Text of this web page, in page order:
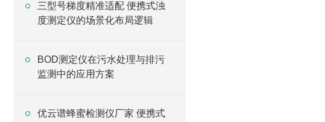
三型号梯度精准适配 便携式浊
度测定仪的场景化布局逻辑
BOD测定仪在污水处理与排污
监测中的应用方案
优云谱蜂蜜检测仪厂家 便携式